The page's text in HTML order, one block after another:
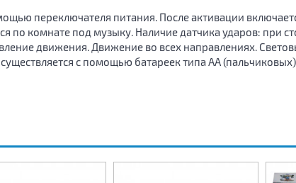
переключателя питания. После активации
по комнате под музыку. Наличие датчика ударов: при
движения. Движение во всех направлениях.
с помощью батареек типа АА